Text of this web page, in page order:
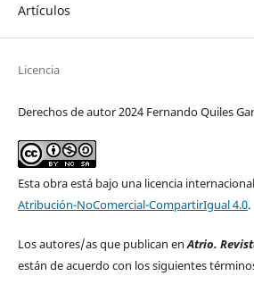
Artículos
Licencia
Derechos de autor 2024 Fernando Quiles
Esta obra está bajo una licencia internacional
Atribución-NoComercial-CompartirIgual 4.0.
Los autores/as que publican en Atrio.
están de acuerdo con los siguientes